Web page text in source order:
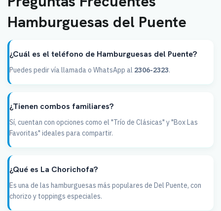
Hamburguesas del Puente
¿Cuál es el teléfono de Hamburguesas del Puente?
Puedes pedir vía llamada o WhatsApp al 2306-2323.
¿Tienen combos familiares?
Sí, cuentan con opciones como el "Trío de Clásicas" y "Box Las
Favoritas" ideales para compartir.
¿Qué es La Chorichofa?
Es una de las hamburguesas más populares de Del Puente, con
chorizo y toppings especiales.